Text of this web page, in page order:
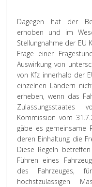
Dagegen hat der
erhoben und im
Stellungnahme der EU
Frage einer
Auswirkung von
von Kfz innerhalb der
einzelnen Ländern
erheben, wenn das
Kommission vom
gäbe es gemeinsame
deren Einhaltung die
Diese Regeln
Führen eines
des Fahrzeuges,
höchstzulässigen